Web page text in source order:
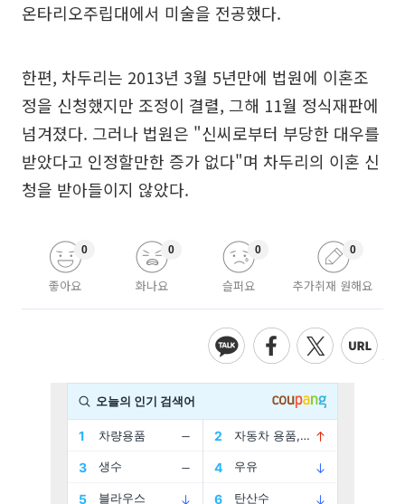
온타리오주립대에서 미술을 전공했다.
한편, 차두리는 2013년 3월 5년만에 법원에 이혼조
정을 신청했지만 조정이 결렬, 그해 11월 정식재판에
넘겨졌다. 그러나 법원은 "신씨로부터 부당한 대우를
받았다고 인정할만한 증가 없다"며 차두리의 이혼 신
청을 받아들이지 않았다.
좋아요
0
화나요
0
슬퍼요
0
추가취재 원해요
0